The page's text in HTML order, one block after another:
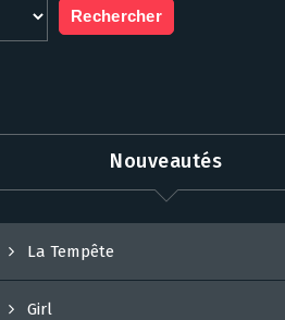
Nouveautés
La Tempête
Girl